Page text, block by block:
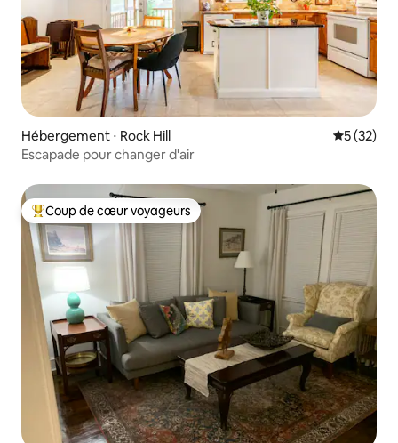
Hébergement ⋅ Rock Hill
5 (32)
Escapade pour changer d'air
Coups de cœur voyageurs les plus appréciés
Coup de cœur voyageurs